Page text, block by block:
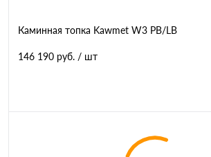
Каминная топка Kawmet W3 PB/LB
146 190 руб. / шт